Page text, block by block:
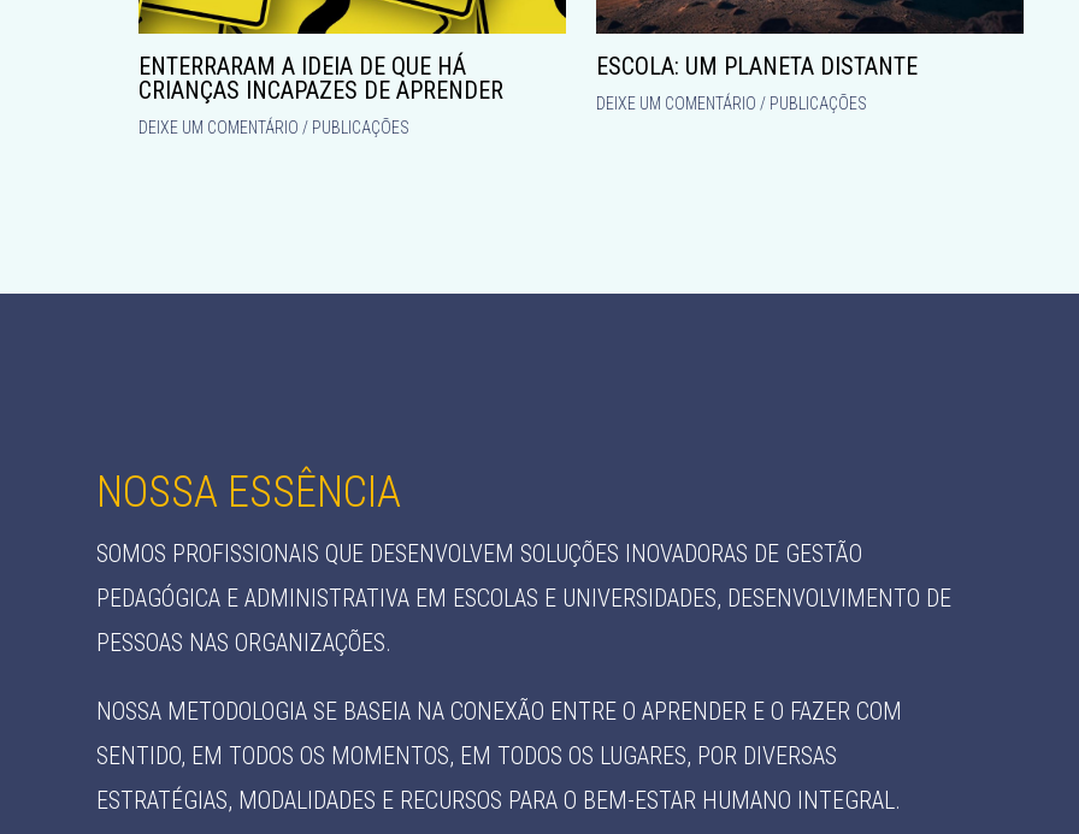
ENTERRARAM A IDEIA DE QUE HÁ
CRIANÇAS INCAPAZES DE APRENDER
DEIXE UM COMENTÁRIO / PUBLICAÇÕES
ESCOLA: UM PLANETA DISTANTE
DEIXE UM COMENTÁRIO / PUBLICAÇÕES
NOSSA ESSÊNCIA
SOMOS PROFISSIONAIS QUE DESENVOLVEM SOLUÇÕES INOVADORAS DE GESTÃO
PEDAGÓGICA E ADMINISTRATIVA EM ESCOLAS E UNIVERSIDADES, DESENVOLVIMENTO DE
PESSOAS NAS ORGANIZAÇÕES.
NOSSA METODOLOGIA SE BASEIA NA CONEXÃO ENTRE O APRENDER E O FAZER COM
SENTIDO, EM TODOS OS MOMENTOS, EM TODOS OS LUGARES, POR DIVERSAS
ESTRATÉGIAS, MODALIDADES E RECURSOS PARA O BEM-ESTAR HUMANO INTEGRAL.